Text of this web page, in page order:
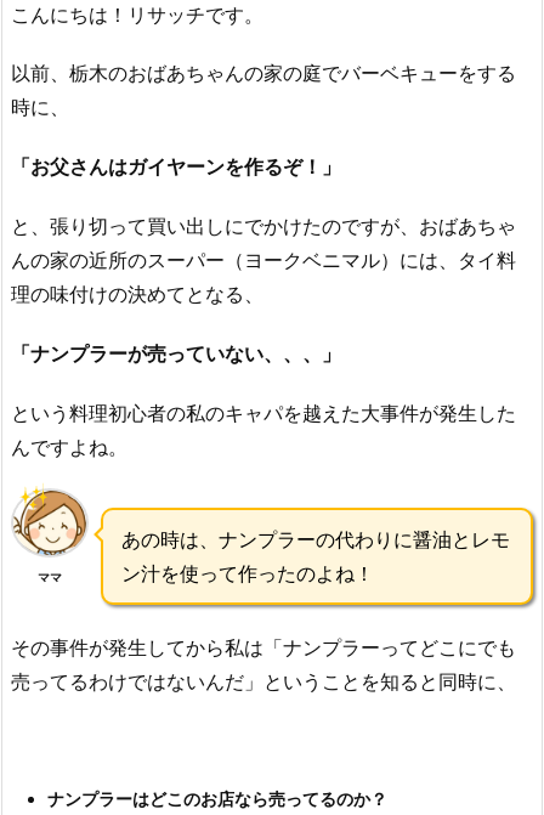
こんにちは！リサッチです。
以前、栃木のおばあちゃんの家の庭でバーベキューをする
時に、
「お父さんはガイヤーンを作るぞ！」
と、張り切って買い出しにでかけたのですが、おばあちゃ
んの家の近所のスーパー（ヨークベニマル）には、タイ料
理の味付けの決めてとなる、
「ナンプラーが売っていない、、、」
という料理初心者の私のキャパを越えた大事件が発生した
んですよね。
ママ
あの時は、ナンプラーの代わりに醤油とレモ
ン汁を使って作ったのよね！
その事件が発生してから私は「ナンプラーってどこにでも
売ってるわけではないんだ」ということを知ると同時に、
ナンプラーはどこのお店なら売ってるのか？